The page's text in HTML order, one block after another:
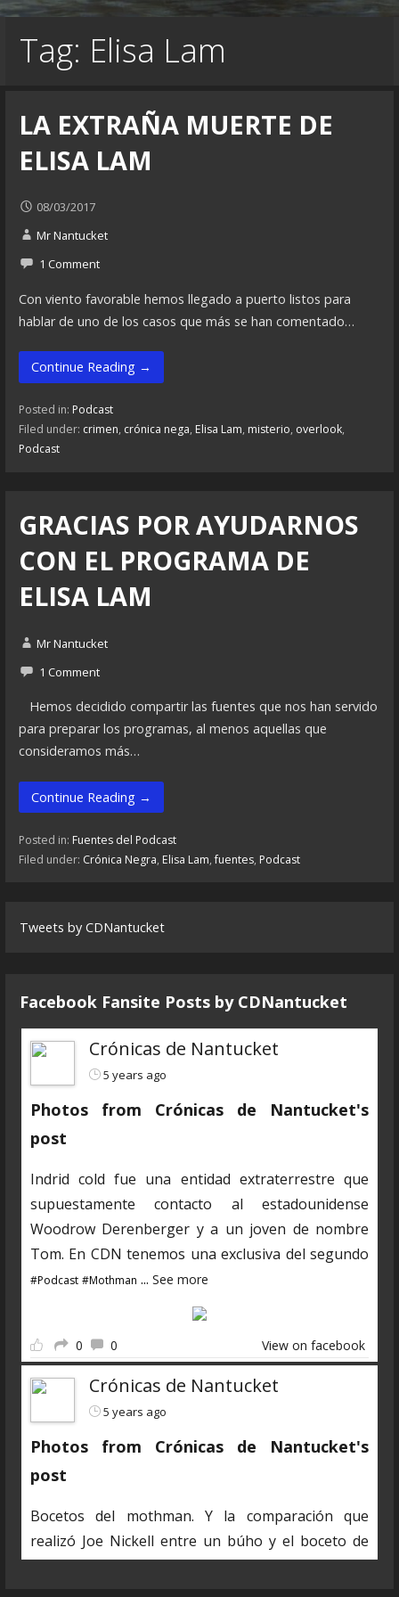
Tag: Elisa Lam
LA EXTRAÑA MUERTE DE
ELISA LAM
08/03/2017
Mr Nantucket
1 Comment
Con viento favorable hemos llegado a puerto listos para
hablar de uno de los casos que más se han comentado…
Continue Reading →
Posted in: Podcast
Filed under: crimen, crónica nega, Elisa Lam, misterio, overlook,
Podcast
GRACIAS POR AYUDARNOS
CON EL PROGRAMA DE
ELISA LAM
Mr Nantucket
1 Comment
Hemos decidido compartir las fuentes que nos han servido
para preparar los programas, al menos aquellas que
consideramos más…
Continue Reading →
Posted in: Fuentes del Podcast
Filed under: Crónica Negra, Elisa Lam,fuentes, Podcast
Tweets by CDNantucket
Facebook Fansite Posts by ‎CDNantucket
Crónicas de Nantucket
5 years ago
Photos from Crónicas de Nantucket's
post
Indrid cold fue una entidad extraterrestre que
supuestamente contacto al estadounidense
Woodrow Derenberger y a un joven de nombre
Tom. En CDN tenemos una exclusiva del segundo
#Podcast #Mothman ... See more
0 0 View on facebook
Crónicas de Nantucket
5 years ago
Photos from Crónicas de Nantucket's
post
Bocetos del mothman. Y la comparación que
realizó Joe Nickell entre un búho y el boceto de
una de las testigos.